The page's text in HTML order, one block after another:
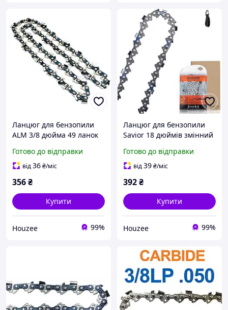
Ланцюг для бензопили
ALM 3/8 дюйма 49 ланок
Talon висока гострота для
різання деревини
Готово до відправки
від36₴/міс
356₴
Купити
Houzee 99%
Ланцюг для бензопили
Savior 18 дюймів змінний
DCCS600 для розпилу
деревини
Готово до відправки
від39₴/міс
392₴
Купити
Houzee 99%